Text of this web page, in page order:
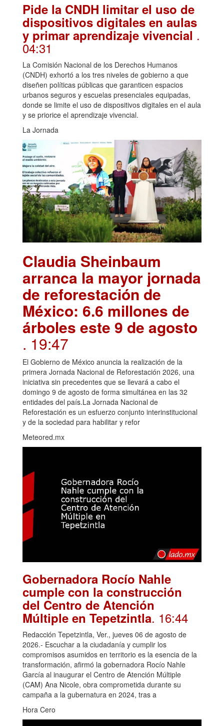
Pide la CNDH limitar el uso de
dispositivos digitales en aulas
y primar aprendizaje vivencial .
04:31
La Comisión Nacional de los Derechos Humanos
(CNDH) exhortó a los tres niveles de gobierno a que
diseñen políticas públicas que garanticen espacios
urbanos seguros y escuelas presenciales equipadas,
donde se limite el uso de dispositivos digitales en el aula
y se priorice el aprendizaje vivencial.
La Jornada
Claudia Sheinbaum
arranca la mayor jornada
de reforestación de
México: 6.6 millones de
árboles este 9 de agosto
. 19:47
El Gobierno de México anuncia la realización de la
primera Jornada Nacional de Reforestación 2026, una
iniciativa sin precedentes que se llevará a cabo el
domingo 9 de agosto de forma simultánea en las 32
entidades del país.La Jornada Nacional de
Reforestación es un esfuerzo conjunto interinstitucional
y de la sociedad para habilitar y refor
Meteored.mx
Gobernadora Rocío Nahle
cumple con la construcción
del Centro de Atención
Múltiple en Tepetzintla. 16:44
Redacción Tepetzintla, Ver., jueves 06 de agosto de
2026.- Escuchar a la ciudadanía y cumplir los
compromisos asumidos en territorio es la esencia de la
transformación, afirmó la gobernadora Rocío Nahle
García al inaugurar el Centro de Atención Múltiple
(CAM) Ana Nicole, obra comprometida durante su
campaña a la gubernatura en 2024, tras a
Hora Cero